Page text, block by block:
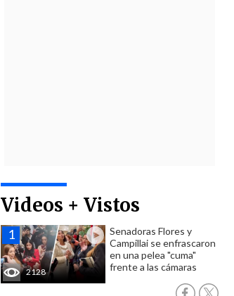
Videos + Vistos
2128
Senadoras Flores y
Campillai se enfrascaron
en una pelea "cuma"
frente a las cámaras